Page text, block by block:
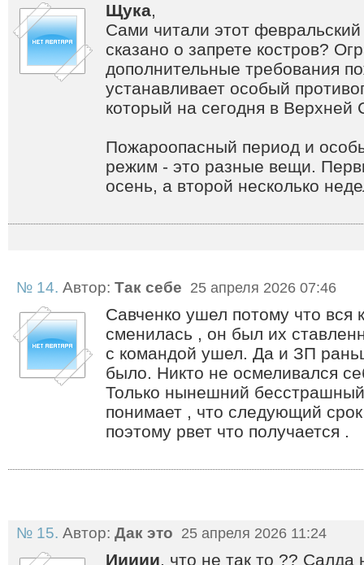
Щука,
Сами читали этот
сказано о запрете костров?
дополнительные требования
устанавливает особый
который на сегодня в Верхней
Пожароопасный период и
режим - это разные вещи.
осень, а второй несколько
№ 14. Автор: Так себе 25 апреля 2026 07:46
Савченко ушел потому что
сменилась , он был их
с командой ушел. Да и ЗП
было. Никто не осмеливался
Только нынешний
понимает , что следующий
поэтому рвет что получается .
№ 15. Автор: Дак это 25 апреля 2026 11:24
Иииии, что не так то ?? Салда